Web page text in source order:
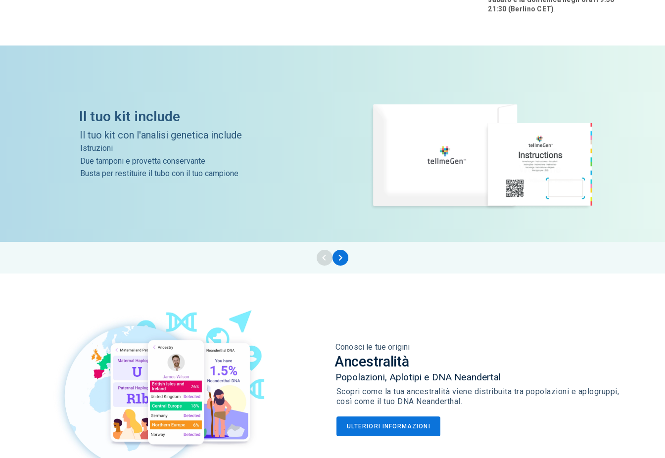
21:30 (Berlino CET)
Il tuo kit include
Il tuo kit con l'analisi genetica include
Istruzioni
Due tamponi e provetta conservante
Busta per restituire il tubo con il tuo campione
Conosci le tue origini
Ancestralità
Popolazioni, Aplotipi e DNA Neandertal
Scopri come la tua ancestralità viene distribuita tra popolazioni e aplogruppi,
così come il tuo DNA Neanderthal.
ULTERIORI INFORMAZIONI